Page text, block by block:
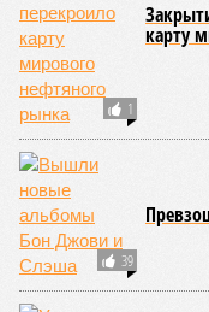
1
карту
39